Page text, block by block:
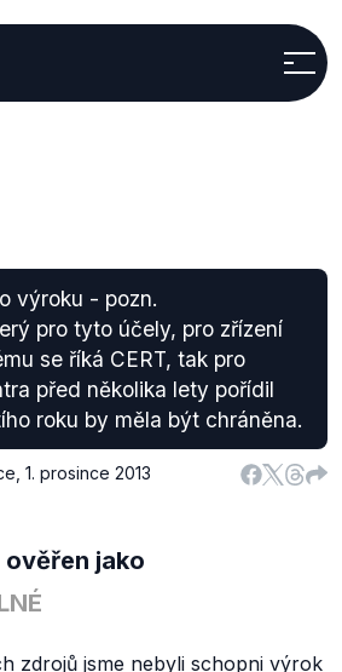
výroku - pozn.
pro tyto účely, pro zřízení
se říká CERT, tak pro
před několika lety pořídil
roku by měla být chráněna.
1. prosince 2013
jako
zdrojů jsme nebyli schopni výrok